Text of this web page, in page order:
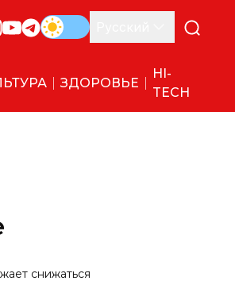
ЗДОРОВЬЕ
HI-
TECH
снижаться